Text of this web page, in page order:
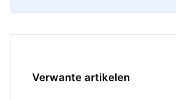
Verwante artikelen